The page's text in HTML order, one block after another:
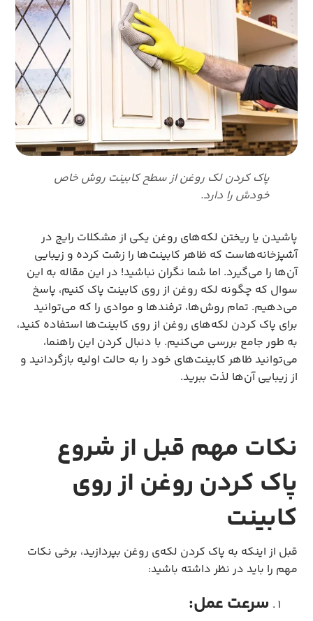
پاک کردن لک روغن از سطح کابینت روش خاص
خودش را دارد.
پاشیدن یا ریختن لکه‌های روغن یکی از مشکلات رایج در
آشپزخانه‌هاست که ظاهر کابینت‌ها را زشت کرده و زیبایی
آن‌ها را می‌گیرد. اما شما نگران نباشید! در این مقاله به این
سوال که چگونه لکه روغن از روی کابینت پاک کنیم، پاسخ
می‌دهیم. تمام روش‌ها، ترفندها و موادی را که می‌توانید
برای پاک کردن لکه‌های روغن از روی کابینت‌ها استفاده کنید،
به طور جامع بررسی می‌کنیم. با دنبال کردن این راهنما،
می‌توانید ظاهر کابینت‌های خود را به حالت اولیه بازگردانید و
از زیبایی آن‌ها لذت ببرید.
نکات مهم قبل از شروع
پاک کردن روغن از روی
کابینت
قبل از اینکه به پاک کردن لکه‌ی روغن بپردازید، برخی نکات
مهم را باید در نظر داشته باشید:
سرعت عمل: